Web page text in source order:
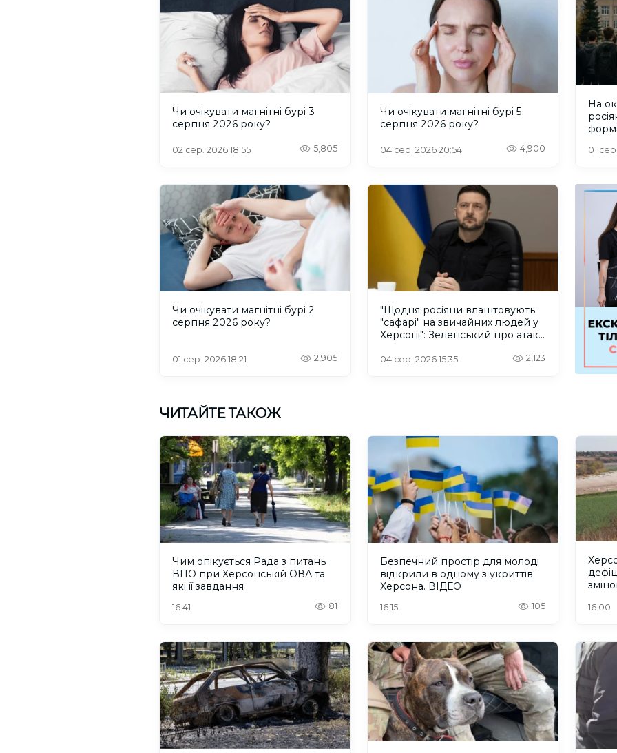
Чи очікувати магнітні бурі 3
серпня 2026 року?
02 сер. 2026 18:55 5,805
Чи очікувати магнітні бурі 5
серпня 2026 року?
04 сер. 2026 20:54 4,900
На
01
Чи очікувати магнітні бурі 2
серпня 2026 року?
01 сер. 2026 18:21 2,905
"Щодня росіяни влаштовують
"сафарі" на звичайних людей у
Херсоні": Зеленський про атаку
04 сер. 2026 15:35 2,123
ЧИТАЙТЕ ТАКОЖ
Чим опікується Рада з питань
ВПО при Херсонській ОВА та
які її завдання
16:41 81
Безпечний простір для молоді
відкрили в одному з укриттів
Херсона. ВІДЕО
16:15 105 16:00